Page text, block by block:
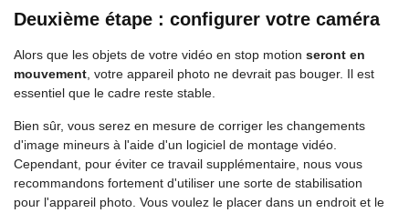
Deuxième étape : configurer votre caméra
Alors que les objets de votre vidéo en stop motion seront en
mouvement, votre appareil photo ne devrait pas bouger. Il est
essentiel que le cadre reste stable.
Bien sûr, vous serez en mesure de corriger les changements
d'image mineurs à l'aide d'un logiciel de montage vidéo.
Cependant, pour éviter ce travail supplémentaire, nous vous
recommandons fortement d'utiliser une sorte de stabilisation
pour l'appareil photo. Vous voulez le placer dans un endroit et le